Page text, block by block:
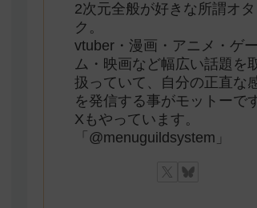
2次元全般が好きな所謂オタ
ク。
vtuber・漫画・アニメ・ゲー
ム・映画など幅広い話題を
扱っていて、自分の正直な
を発信する事がモットーで
Xもやっています。
「@menuguildsystem」